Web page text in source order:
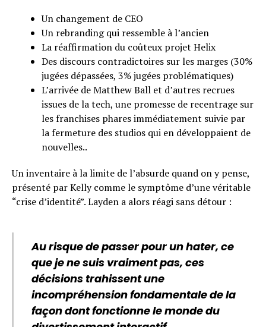
Un changement de CEO
Un rebranding qui ressemble à l’ancien
La réaffirmation du coûteux projet Helix
Des discours contradictoires sur les marges (30%
jugées dépassées, 3% jugées problématiques)
L’arrivée de Matthew Ball et d’autres recrues
issues de la tech, une promesse de recentrage sur
les franchises phares immédiatement suivie par
la fermeture des studios qui en développaient de
nouvelles..
Un inventaire à la limite de l’absurde quand on y pense,
présenté par Kelly comme le symptôme d’une véritable
“crise d’identité”. Layden a alors réagi sans détour :
Au risque de passer pour un hater, ce
que je ne suis vraiment pas, ces
décisions trahissent une
incompréhension fondamentale de la
façon dont fonctionne le monde du